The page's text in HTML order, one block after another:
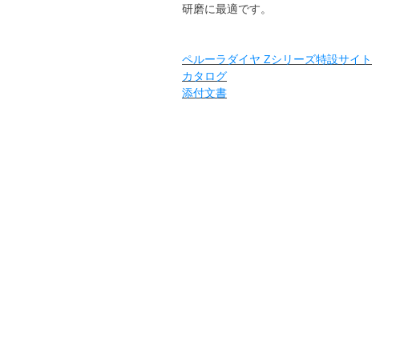
研磨に最適です。
ペルーラダイヤ Zシリーズ特設サイト
カタログ
添付文書